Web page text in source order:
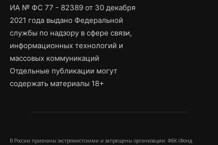
ИА № ФС 77 - 82389 от 30 декабря
2021 года выдано Федеральной
службы по надзору в сфере связи,
информационных технологий и
массовых коммуникаций
Отдельные публикации могут
содержать материалы 18+
В России признаны экстремистскими и запрещены организации: ФБК (Фонд